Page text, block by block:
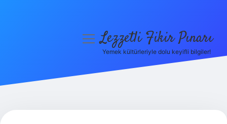
menüyüLezzetli Fikir Pınarı
Yemek kültürleriyle dolu keyifli bilgiler!